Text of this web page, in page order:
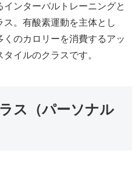
ンターバルトレーニングと
ス。有酸素運動を主体とし
のカロリーを消費するアッ
イルのクラスです。
ス（パーソナル